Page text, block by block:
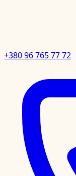
+380 96 765 77 72